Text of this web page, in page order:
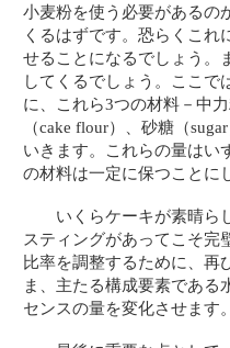
小麦粉を使う必要があるの
くるはずです。恐らくこれ
せることになるでしょう。
してくるでしょう。ここで
に、これら3つの材料－中
（cake flour）、砂糖（
いきます。これらの量はい
の材料は一定に保つことに
いくらケーキが素晴ら
スティングがあってこそ完
比率を調整するために、再
ま、主たる構成要素である
センスの量を変化させます。